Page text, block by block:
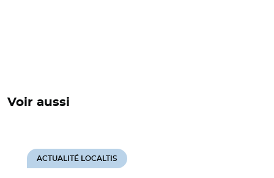
Voir aussi
ACTUALITÉ LOCALTIS